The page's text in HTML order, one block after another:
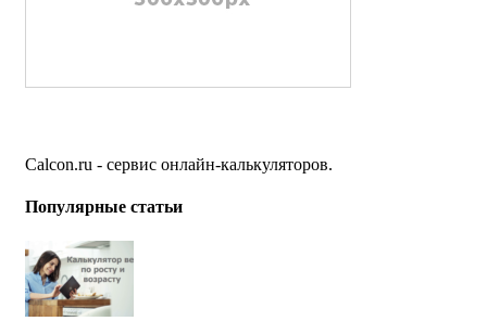
Calcon.ru - сервис онлайн-калькуляторов.
Популярные статьи